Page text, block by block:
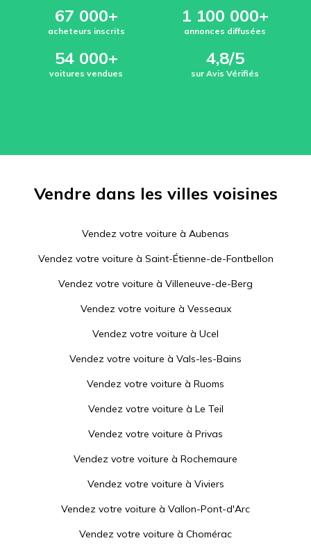
67 000+
acheteurs inscrits
1 100 000+
annonces diffusées
54 000+
voitures vendues
4,8/5
sur Avis Vérifiés
Vendre dans les villes voisines
Vendez votre voiture à Aubenas
Vendez votre voiture à Saint-Étienne-de-Fontbellon
Vendez votre voiture à Villeneuve-de-Berg
Vendez votre voiture à Vesseaux
Vendez votre voiture à Ucel
Vendez votre voiture à Vals-les-Bains
Vendez votre voiture à Ruoms
Vendez votre voiture à Le Teil
Vendez votre voiture à Privas
Vendez votre voiture à Rochemaure
Vendez votre voiture à Viviers
Vendez votre voiture à Vallon-Pont-d'Arc
Vendez votre voiture à Chomérac